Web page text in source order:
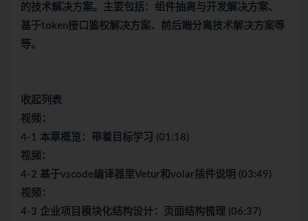
的技术解决方案。主要包括：组件抽离与开发解决方案、
基于token接口鉴权解决方案、前后端分离技术解决方案等
等。
收起列表
视频：
4-1 本章概览：带着目标学习 (01:18)
视频：
4-2 基于vscode编译器里Vetur和volar插件说明 (03:49)
视频：
4-3 企业项目模块化结构设计：页面结构梳理 (06:37)